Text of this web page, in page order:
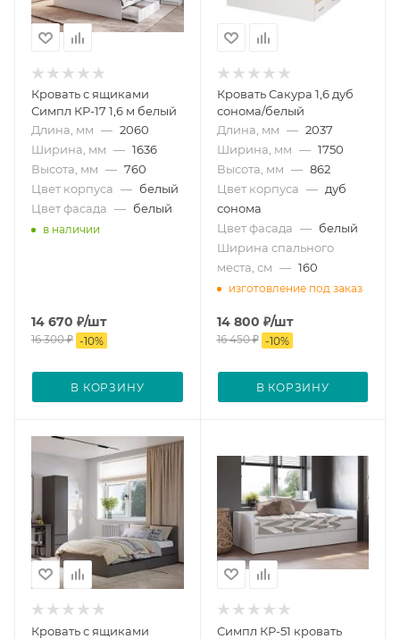
Кровать с ящиками
Симпл КР-17 1,6 м белый
Длина, мм — 2060
Ширина, мм — 1636
Высота, мм — 760
Цвет корпуса — белый
Цвет фасада — белый
в наличии
14 670 ₽/шт
16 300₽ -10%
В КОРЗИНУ
Кровать Сакура 1,6 дуб
сонома/белый
Длина, мм — 2037
Ширина, мм — 1750
Высота, мм — 862
Цвет корпуса — дуб
сонома
Цвет фасада — белый
Ширина спального
места, см — 160
изготовление под заказ
14 800 ₽/шт
16 450₽ -10%
В КОРЗИНУ
Кровать с ящиками
Симпл КР-51 кровать